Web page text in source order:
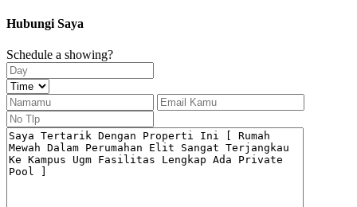
Hubungi Saya
Schedule a showing?